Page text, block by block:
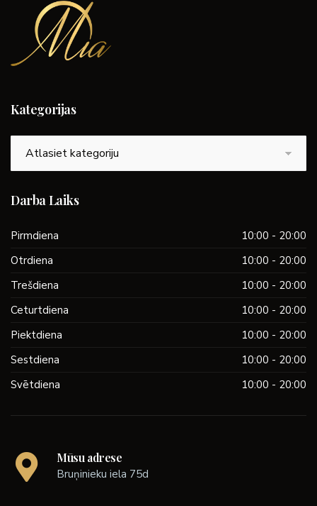
Kategorijas
Darba Laiks
Pirmdiena
10:00 - 20:00
Otrdiena
10:00 - 20:00
Trešdiena
10:00 - 20:00
Ceturtdiena
10:00 - 20:00
Piektdiena
10:00 - 20:00
Sestdiena
10:00 - 20:00
Svētdiena
10:00 - 20:00
Mūsu adrese
Bruņinieku iela 75d